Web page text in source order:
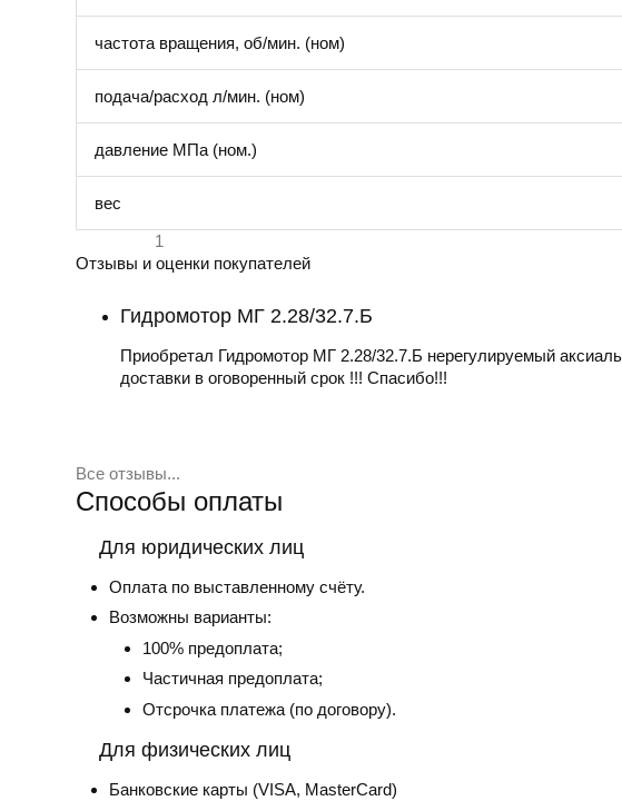
частота вращения, об/мин. (ном)
подача/расход л/мин. (ном)
давление МПа (ном.)
вес
1
Отзывы и оценки покупателей
Гидромотор МГ 2.28/32.7.Б
Приобретал Гидромотор МГ 2.28/32.7.Б нерегулируемый
доставки в оговоренный срок !!! Спасибо!!!
Все отзывы...
Способы оплаты
Для юридических лиц
Оплата по выставленному счёту.
Возможны варианты:
100% предоплата;
Частичная предоплата;
Отсрочка платежа (по договору).
Для физических лиц
Банковские карты (VISA, MasterCard)